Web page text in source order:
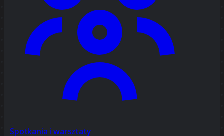
Spotkania i warsztaty